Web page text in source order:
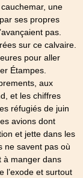
une
ses propres
pas.
sur ce calvaire.
pour aller
Étampes.
aux
et les chiffres
réfugiés de juin
avions dont
et jette dans les
ne savent pas où
à manger dans
l’exode et surtout